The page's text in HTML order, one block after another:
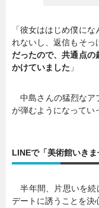
「彼女ははじめ僕に
れないし、返信もそっ
だったので、共通点
かけていました 」
中島さんの猛烈なア
が弾むようになってい
LINEで「美術館いきま
半年間、片思いを続
デートに誘うことを決